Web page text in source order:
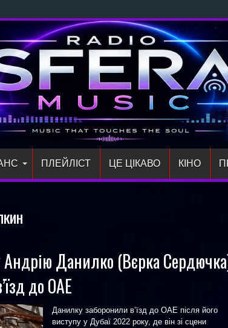
ПЛЕЙЛIСТ ЦЕ ЦІКАВО КІНО
Андрію Данилко (Вєрка
до ОАЕ
Данилку заборонили в’їзд до ОАЕ після його
виступу у Дубаї 2022 року, де він зі сцени